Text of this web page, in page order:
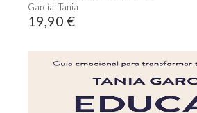
García, Tania
19,90 €